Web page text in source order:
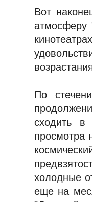
Вот
атмосферу
По
сходить
просмотра
холодные
еще на